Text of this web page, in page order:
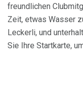
freundlichen
Zeit, etwas Wasser
Leckerli, und
Sie Ihre Startkarte,